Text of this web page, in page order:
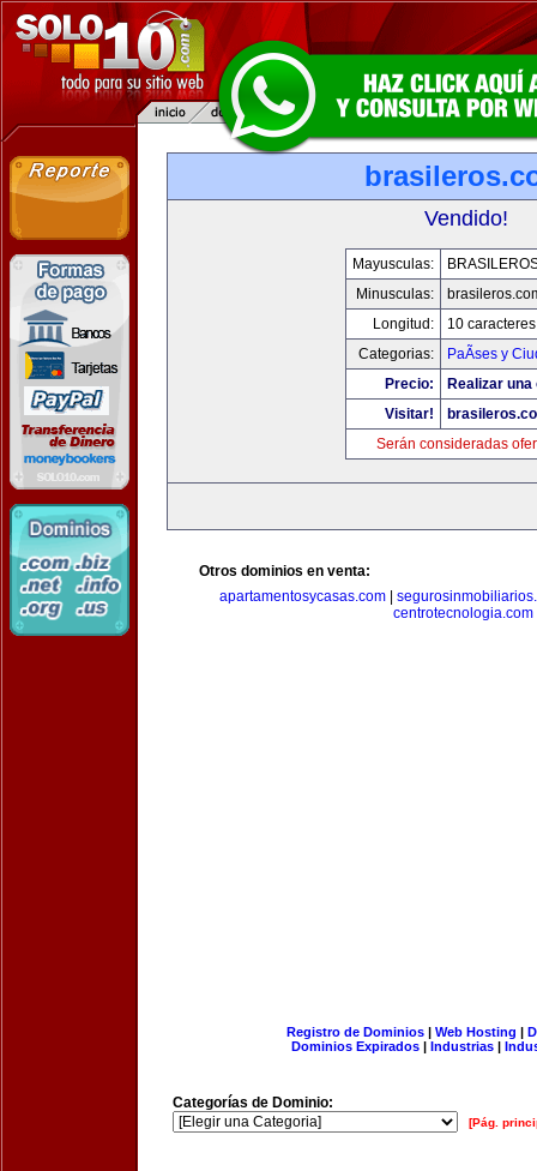
Vendido!
Mayusculas:
Minusculas:
Longitud:
10 caracteres
Categorias:
PaÃ­ses y
Precio:
Realizar
Visitar!
Serán consideradas
Otros dominios en venta:
apartamentosycasas.com|
centrotecnologia.com
Registro de Dominios| Web Hosting |
Dominios Expirados | Industrias |
Categorías de Dominio:
[Pág.